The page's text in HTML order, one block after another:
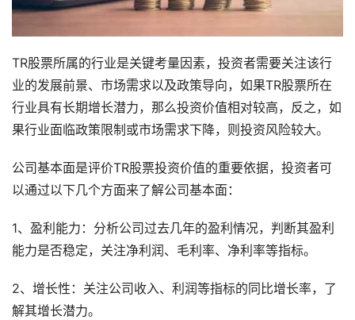
TR股票所属的行业是关键考量因素，投资者需要关注该行
业的发展前景、市场需求以及政策导向，如果TR股票所在
行业具有长期增长潜力，那么投资价值相对较高，反之，如
果行业面临政策限制或市场需求下降，则投资风险较大。
公司基本面是评价TR股票投资价值的重要依据，投资者可
以通过以下几个方面来了解公司基本面：
1、盈利能力：分析公司过去几年的盈利情况，判断其盈利
能力是否稳定，关注净利润、毛利率、净利率等指标。
2、增长性：关注公司收入、利润等指标的同比增长率，了
解其增长潜力。